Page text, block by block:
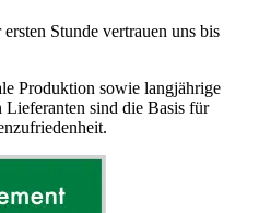
Stunde vertrauen uns bis
Produktion sowie langjährige
Lieferanten sind die Basis für